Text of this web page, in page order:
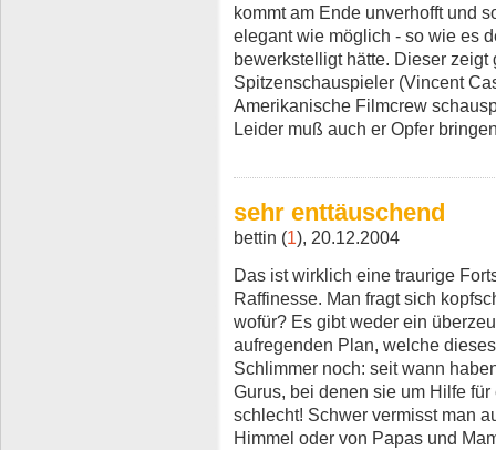
kommt am Ende unverhofft und
elegant wie möglich - so wie es
bewerkstelligt hätte. Dieser
Spitzenschauspieler (Vincent
Amerikanische Filmcrew
Leider muß auch er Opfer
sehr enttäuschend
bettin (1), 20.12.2004
Das ist wirklich eine traurige
Raffinesse. Man fragt sich
wofür? Es gibt weder ein
aufregenden Plan, welche
Schlimmer noch: seit wann
Gurus, bei denen sie um Hilfe
schlecht! Schwer vermisst man
Himmel oder von Papas und